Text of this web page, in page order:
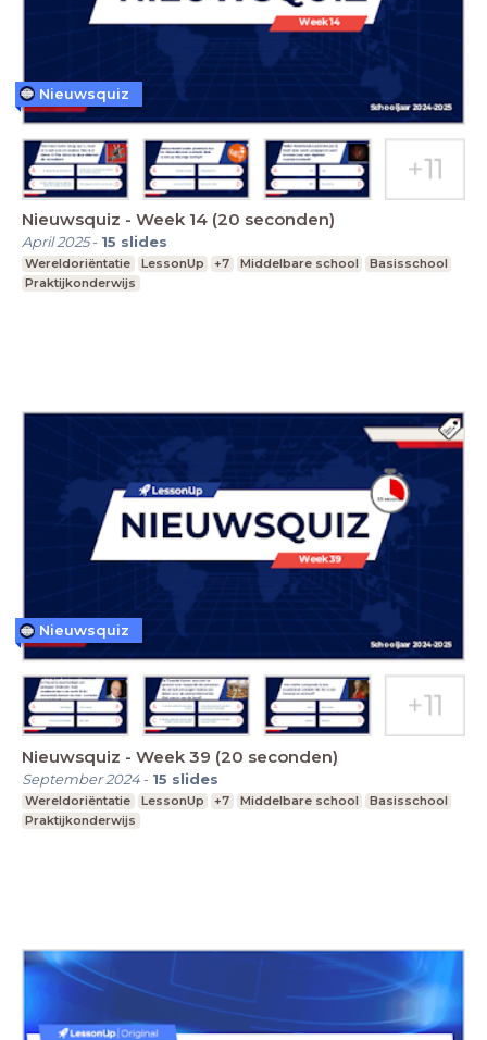
Nieuwsquiz - Week 14 (20 seconden)
April 2025- 15 slides
Wereldoriëntatie LessonUp +7 Middelbare school
Basisschool
Praktijkonderwijs
Nieuwsquiz
Nieuwsquiz - Week 39 (20 seconden)
September 2024- 15 slides
Wereldoriëntatie LessonUp +7 Middelbare school
Basisschool
Praktijkonderwijs
Nieuwsquiz